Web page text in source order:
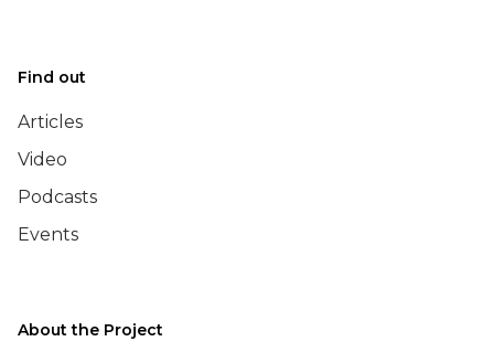
Find out
Articles
Video
Podcasts
Events
About the Project